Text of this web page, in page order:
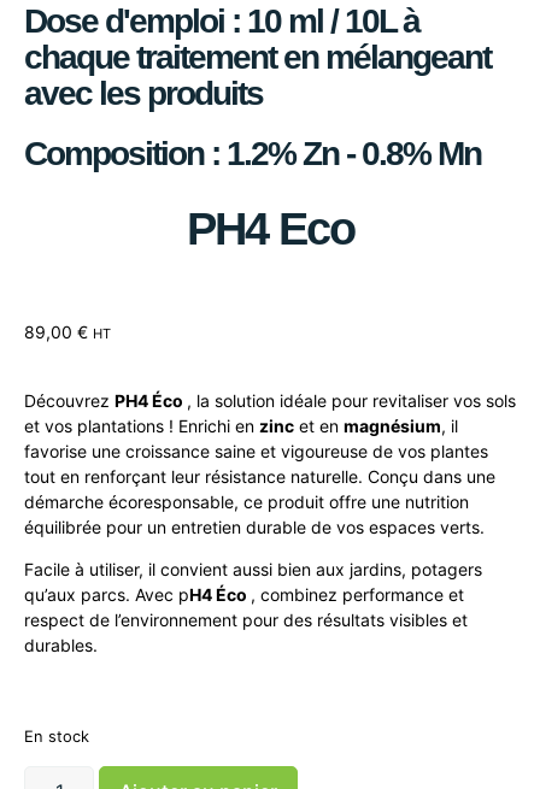
Dose d'emploi : 10 ml / 10L à
chaque traitement en mélangeant
avec les produits
Composition : 1.2% Zn - 0.8% Mn
PH4 Eco
89,00 € HT
Découvrez PH4 Éco , la solution idéale pour revitaliser vos sols
et vos plantations ! Enrichi en zinc et en magnésium, il
favorise une croissance saine et vigoureuse de vos plantes
tout en renforçant leur résistance naturelle. Conçu dans une
démarche écoresponsable, ce produit offre une nutrition
équilibrée pour un entretien durable de vos espaces verts.
Facile à utiliser, il convient aussi bien aux jardins, potagers
qu’aux parcs. Avec pH4 Éco , combinez performance et
respect de l’environnement pour des résultats visibles et
durables.
En stock